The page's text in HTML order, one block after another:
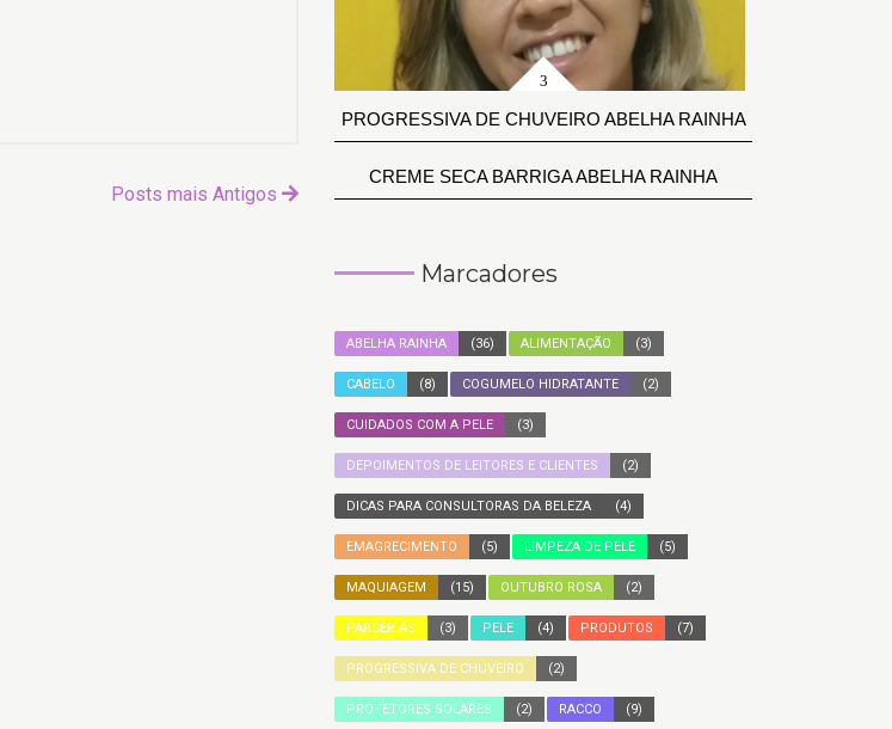
Posts mais Antigos
PROGRESSIVA DE CHUVEIRO ABELHA RAINHA
CREME SECA BARRIGA ABELHA RAINHA
Marcadores
ABELHA RAINHA (36) ALIMENTAÇÃO (3)
CABELO (8) COGUMELO HIDRATANTE (2)
CUIDADOS COM A PELE (3)
DEPOIMENTOS DE LEITORES E CLIENTES (2)
DICAS PARA CONSULTORAS DA BELEZA (4)
EMAGRECIMENTO (5) LIMPEZA DE PELE (5)
MAQUIAGEM (15) OUTUBRO ROSA (2)
PARCERIAS (3) PELE (4) PRODUTOS (7)
PROGRESSIVA DE CHUVEIRO (2)
PROTETORES SOLARES (2) RACCO (9)